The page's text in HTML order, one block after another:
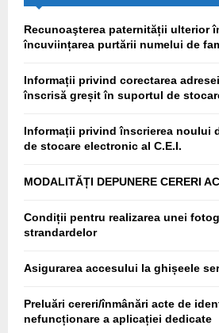
Recunoaşterea paternității ulterior
încuviințarea purtării numelui de
Informații privind corectarea
înscrisă greșit în suportul de
Informații privind înscrierea noului
de stocare electronic al C.E.I.
MODALITĂȚI DEPUNERE CERERI
Condiții pentru realizarea unei
strandardelor
Asigurarea accesului la ghișeele
Preluări cereri/înmânări acte de
nefuncționare a aplicației dedicate